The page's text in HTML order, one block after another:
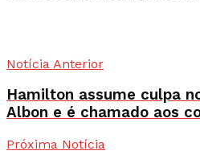
Notícia Anterior
Hamilton assume culpa
Albon e é chamado aos
Próxima Notícia